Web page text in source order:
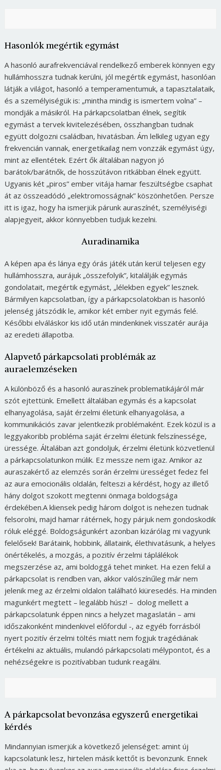
Hasonlók megértik egymást
A hasonló aurafrekvenciával rendelkező emberek könnyen egy
hullámhosszra tudnak kerülni, jól megértik egymást, hasonlóan
látják a világot, hasonló a temperamentumuk, a tapasztalataik,
és a személyiségük is: „mintha mindig is ismertem volna” –
mondják a másikról. Ha párkapcsolatban élnek, segítik
egymást a tervek kivitelezésében, összhangban tudnak
együtt dolgozni családban, hivatásban. Ám lelkileg ugyan egy
frekvencián vannak, energetikailag nem vonzzák egymást úgy,
mint az ellentétek. Ezért ők általában nagyon jó
barátok/barátnők, de hosszútávon ritkábban élnek együtt.
Ugyanis két „piros” ember vitája hamar feszültségbe csaphat
át az összeadódó „elektromosságnak” köszönhetően. Persze
itt is igaz, hogy ha ismerjük párunk auraszínét, személyiségi
alapjegyeit, akkor könnyebben tudjuk kezelni.
Auradinamika
A képen apa és lánya egy órás játék után kerül teljesen egy
hullámhosszra, aurájuk „összefolyik”, kitalálják egymás
gondolatait, megértik egymást, „lélekben egyek” lesznek.
Bármilyen kapcsolatban, így a párkapcsolatokban is hasonló
jelenség játszódik le, amikor két ember nyit egymás felé.
Későbbi elváláskor kis idő után mindenkinek visszatér aurája
az eredeti állapotba.
Alapvető párkapcsolati problémák az
auraelemzéseken
A különböző és a hasonló auraszínek problematikájáról már
szót ejtettünk. Emellett általában egymás és a kapcsolat
elhanyagolása, saját érzelmi életünk elhanyagolása, a
kommunikációs zavar jelentkezik problémaként. Ezek közül is a
leggyakoribb probléma saját érzelmi életünk felszínessége,
üressége. Általában azt gondoljuk, érzelmi életünk közvetlenül
a párkapcsolatunkon múlik. Ez messze nem igaz. Amikor az
auraszakértő az elemzés során érzelmi ürességet fedez fel
az aura emocionális oldalán, felteszi a kérdést, hogy az illető
hány dolgot szokott megtenni önmaga boldogsága
érdekében.A kliensek pedig három dolgot is nehezen tudnak
felsorolni, majd hamar rátérnek, hogy párjuk nem gondoskodik
róluk eléggé. Boldogságunkért azonban kizárólag mi vagyunk
felelősek! Barátaink, hobbink, állataink, élethivatásunk, a helyes
önértékelés, a mozgás, a pozitív érzelmi táplálékok
megszerzése az, ami boldoggá tehet minket. Ha ezen felül a
párkapcsolat is rendben van, akkor valószínűleg már nem
jelenik meg az érzelmi oldalon található kiüresedés. Ha minden
magunkért megtett – legalább húsz! – dolog mellett a
párkapcsolatunk éppen nincs a helyzet magaslatán – ami
időszakonként mindenkivel előfordul -, az egyéb forrásból
nyert pozitív érzelmi töltés miatt nem fogjuk tragédiának
értékelni az aktuális, mulandó párkapcsolati mélypontot, és a
nehézségekre is pozitívabban tudunk reagálni.
A párkapcsolat bevonzása egyszerű energetikai
kérdés
Mindannyian ismerjük a következő jelenséget: amint új
kapcsolatunk lesz, hirtelen másik kettőt is bevonzunk. Ennek